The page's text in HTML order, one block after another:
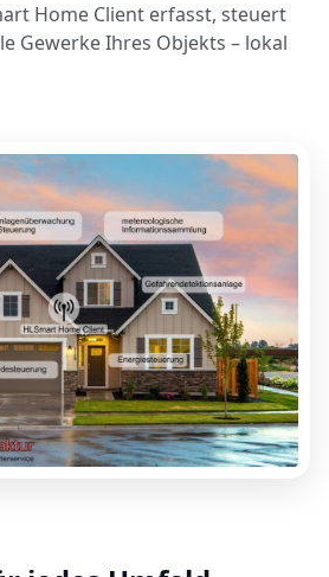
Home Client erfasst, steuert
Gewerke Ihres Objekts – lokal